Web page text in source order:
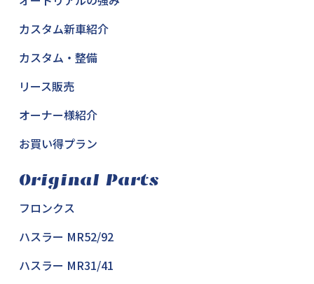
カスタム新車紹介
カスタム・整備
リース販売
オーナー様紹介
お買い得プラン
Original Parts
フロンクス
ハスラー MR52/92
ハスラー MR31/41